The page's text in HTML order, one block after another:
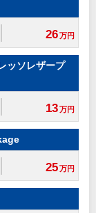
26万円
ッソレザープ
13万円
25万円